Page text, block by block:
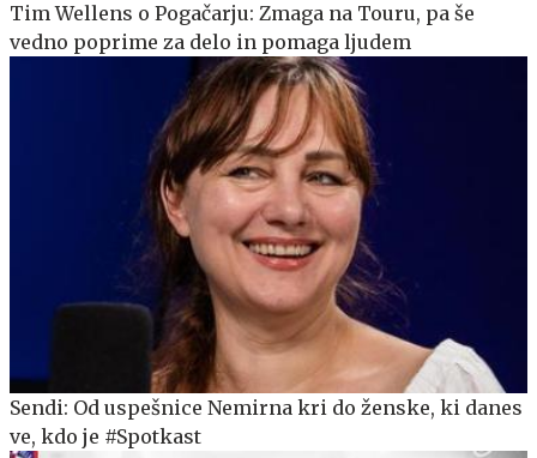
Tim Wellens o Pogačarju: Zmaga na Touru, pa še
vedno poprime za delo in pomaga ljudem
Sendi: Od uspešnice Nemirna kri do ženske, ki danes
ve, kdo je #Spotkast